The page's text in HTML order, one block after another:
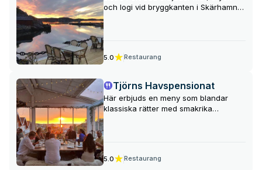
och logi vid bryggkanten i Skärhamn
med fokus på klassisker som toast
skagen och fisk såklart. Båtplatser
finn tillgängliga för restaurangens
gäster.
5.0 Restaurang
Tjörns Havspensionat
Här erbjuds en meny som blandar
klassiska rätter med smakrika
smårätter samt veckans
specialerbjudanden. Verandan, med
sin fantastiska utsikt över Rönnängs
takåsar, sträcker sig vidare mot
Klädesholmen och den oändliga
5.0 Restaurang